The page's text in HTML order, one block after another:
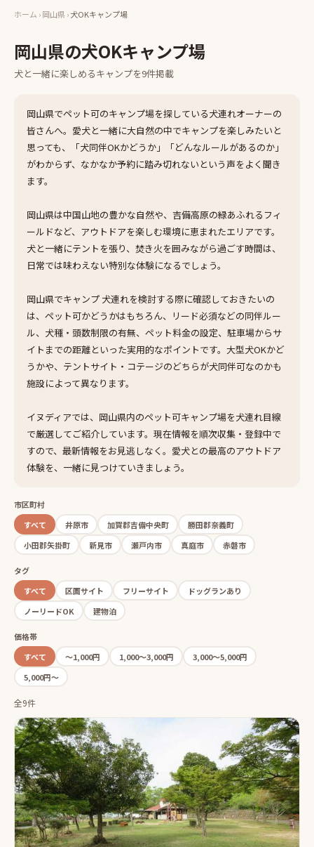
ホーム ›岡山県›犬OKキャンプ場
岡山県の犬OKキャンプ場
犬と一緒に楽しめるキャンプを9件掲載
岡山県でペット可のキャンプ場を探している犬連れオーナーの
皆さんへ。愛犬と一緒に大自然の中でキャンプを楽しみたいと
思っても、「犬同伴OKかどうか」「どんなルールがあるのか」
がわからず、なかなか予約に踏み切れないという声をよく聞き
ます。
岡山県は中国山地の豊かな自然や、吉備高原の緑あふれるフィ
ールドなど、アウトドアを楽しむ環境に恵まれたエリアです。
犬と一緒にテントを張り、焚き火を囲みながら過ごす時間は、
日常では味わえない特別な体験になるでしょう。
岡山県でキャンプ 犬連れを検討する際に確認しておきたいの
は、ペット可かどうかはもちろん、リード必須などの同伴ルー
ル、犬種・頭数制限の有無、ペット料金の設定、駐車場からサ
イトまでの距離といった実用的なポイントです。大型犬OKかど
うかや、テントサイト・コテージのどちらが犬同伴可なのかも
施設によって異なります。
イヌディアでは、岡山県内のペット可キャンプ場を犬連れ目線
で厳選してご紹介しています。現在情報を順次収集・登録中で
すので、最新情報をお見逃しなく。愛犬との最高のアウトドア
体験を、一緒に見つけていきましょう。
市区町村
すべて
井原市 加賀郡吉備中央町
勝田郡奈義町
小田郡矢掛町
新見市 瀬戸内市 真庭市 赤磐市
タグ
すべて
区画サイト フリーサイト
ドッグランあり
ノーリードOK
建物泊
価格帯
すべて
〜1,000円 1,000〜3,000円
3,000〜5,000円
5,000円〜
全9件